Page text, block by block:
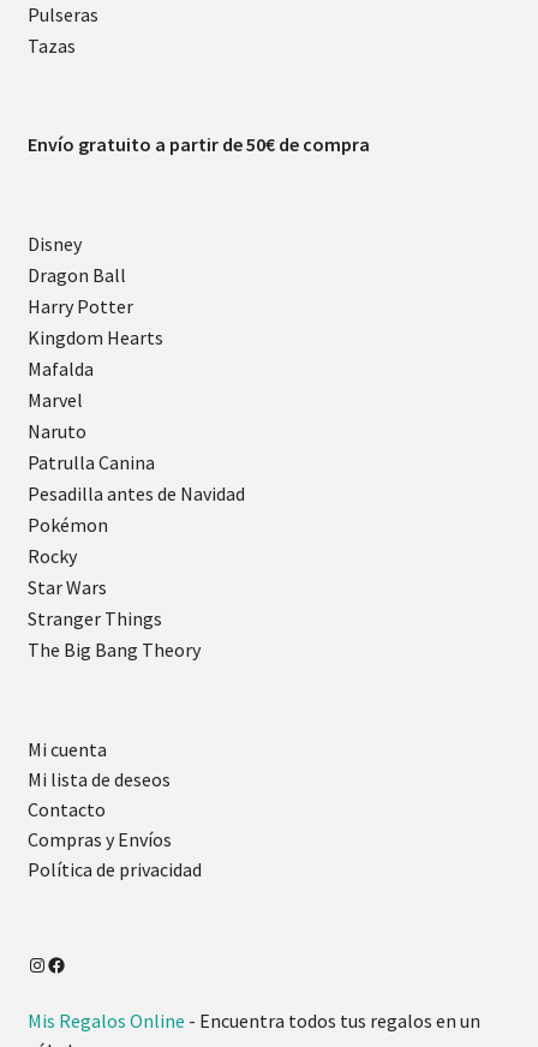
Pulseras
Tazas
Envío gratuito a partir de 50€ de compra
Disney
Dragon Ball
Harry Potter
Kingdom Hearts
Mafalda
Marvel
Naruto
Patrulla Canina
Pesadilla antes de Navidad
Pokémon
Rocky
Star Wars
Stranger Things
The Big Bang Theory
Mi cuenta
Mi lista de deseos
Contacto
Compras y Envíos
Política de privacidad
Mis Regalos Online - Encuentra todos tus regalos en un